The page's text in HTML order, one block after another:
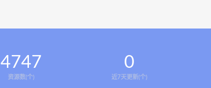
4747
资源数(个)
0
近7天更新(个)